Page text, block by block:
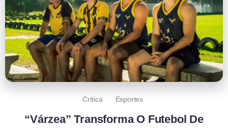
Crítica Esportes
“Várzea” Transforma O Futebol De